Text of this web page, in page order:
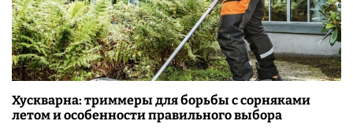
Хускварна: триммеры для борьбы с сорняками
летом и особенности правильного выбора